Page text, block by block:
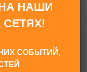
НАШИ
СОБЫТИЙ,